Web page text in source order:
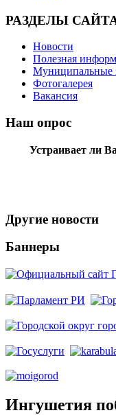
РАЗДЕЛЫ
Новости
Полезная
Муниципальные
Фотогалерея
Вакансия
Наш опрос
Устраивает ли
Другие новости
Баннеры
Ингушетия